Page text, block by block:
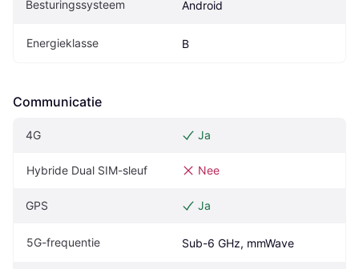
Besturingssysteem Android
Energieklasse B
Communicatie
4G Ja
Hybride Dual SIM-sleuf Nee
GPS Ja
5G-frequentie Sub-6 GHz, mmWave